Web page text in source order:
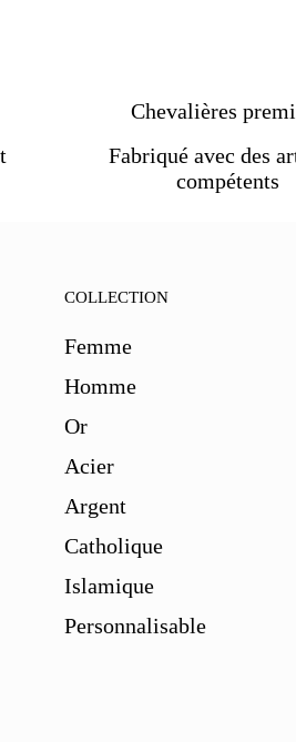
Chevalières
Fabriqué avec des
compétents
COLLECTION
Femme
Homme
Or
Acier
Argent
Catholique
Islamique
Personnalisable